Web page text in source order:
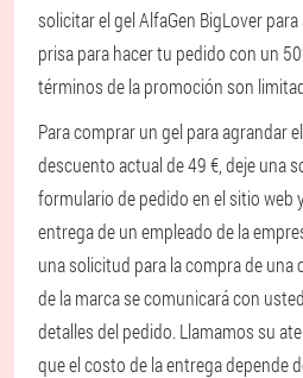
solicitar el gel AlfaGen BigLover
prisa para hacer tu pedido con un
términos de la promoción son
Para comprar un gel para agrandar
descuento actual de 49 €, deje una
formulario de pedido en el sitio web
entrega de un empleado de la
una solicitud para la compra de una
de la marca se comunicará con
detalles del pedido. Llamamos su
que el costo de la entrega depende